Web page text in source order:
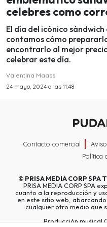
celebres como
El día del icónico
contamos cómo
encontrarlo al mejor
celebrar este día.
Valentina Maass
24 mayo, 2024 a las 11:48
Contacto comercial
Política
© PRISA MEDIA CORP SPA
PRISA MEDIA CORP SPA
cuanto a la reproducción y
en este sitio web,
cualquier otro medio que
Producción musical